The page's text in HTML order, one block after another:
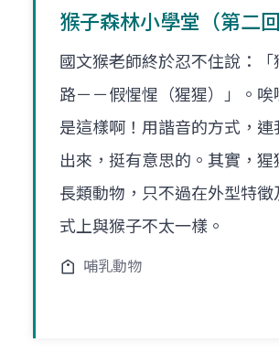
猴子森林小學堂（第二回
國文猴老師終於忍不住說：「
路－－假惺惺（猩猩）」。唉
是這樣啊！用諧音的方式，連
出來，挺有意思的。其實，猩
長類動物，只不過在外型特徵
式上與猴子不太一樣。
哺乳動物